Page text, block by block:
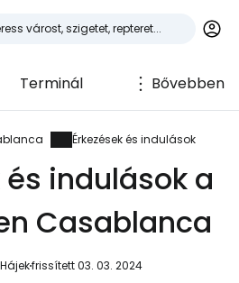
Terminál Bővebben
Érkezések és indulások
és indulások a
Casablanca
frissített 03. 03. 2024
a
világszerte